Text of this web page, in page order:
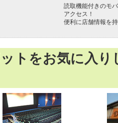
読取機能付きのモ
アクセス！
便利に店舗情報を
トをお気に入